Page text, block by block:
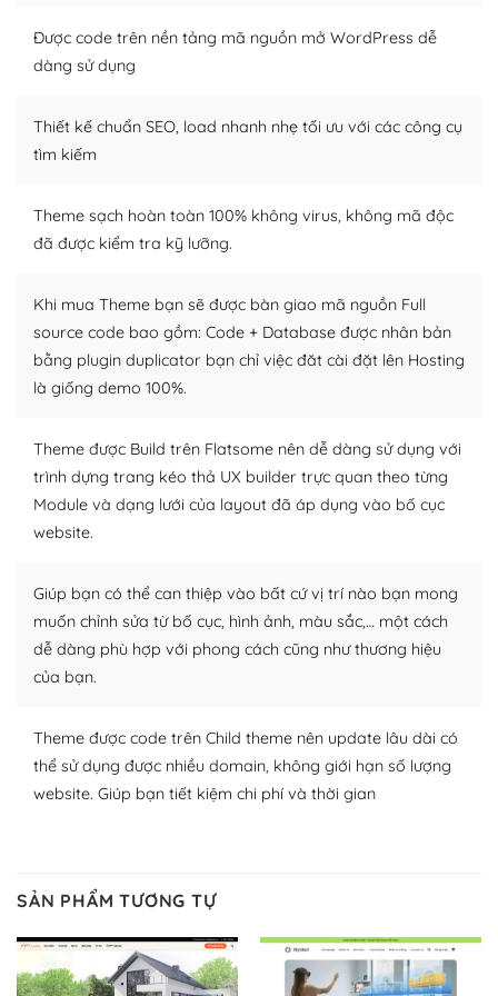
tìm kiếm chúng trên Internet hoặc nhờ chuyên gia.
Dễ dàng tùy chỉnh trên WordPress
– Sở hữu một cộng đồng lớn, sẵn sàng hỗ trợ
người cuồng tín WordPress.
kiếm những cộng đồng WordPress, họ sẽ giúp bạn trả
lời, giải đáp vấn đề của bạn.
Cộng đồng sử dụng WordPress sẵn sàng hỗ trợ bạn
Plugin mở rộng là thành phần cài đặt thêm vào
WordPress để tăng thêm các tính năng cần thiết. Có
nhiều plugin trả phí hoặc miễn phí.
plugin của WordPress rất phong phú. Bạn có thể thỏa
thích chọn lựa plugin và themes phù hợp cho mục đích
lập website của mình.
WordPress đa dạng plugin và themes
– Dễ sử dụng
Với mọi Hosting bất kỳ thì WordPress đều có thể dễ
dàng thiết lập vì thực tế nó đã cung cấp khoảng 60%
trang web WordPress của bạn.
Dễ dàng lựa chọn Hosting cho website WordPress
Được code trên nền tảng mã nguồn mở WordPress dễ
dàng sử dụng
Thiết kế chuẩn SEO, load nhanh nhẹ tối ưu với các công cụ
tìm kiếm
Theme sạch hoàn toàn 100% không virus, không mã độc
đã được kiểm tra kỹ lưỡng.
Khi mua Theme bạn sẽ được bàn giao mã nguồn Full
source code bao gồm: Code + Database được nhân bản
bằng plugin duplicator bạn chỉ việc đăt cài đặt lên Hosting
là giống demo 100%.
Theme được Build trên Flatsome nên dễ dàng sử dụng với
trình dựng trang kéo thả UX builder trực quan theo từng
Module và dạng lưới của layout đã áp dụng vào bố cục
website.
Giúp bạn có thể can thiệp vào bất cứ vị trí nào bạn mong
muốn chỉnh sửa từ bố cục, hình ảnh, màu sắc,… một cách
dễ dàng phù hợp với phong cách cũng như thương hiệu
của bạn.
Theme được code trên Child theme nên update lâu dài có
thể sử dụng được nhiều domain, không giới hạn số lượng
website. Giúp bạn tiết kiệm chi phí và thời gian
SẢN PHẨM TƯƠNG TỰ